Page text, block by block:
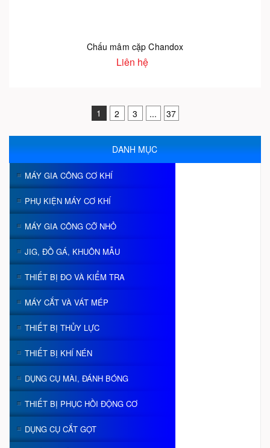
Chấu mâm cặp Chandox
Liên hệ
1 2 3 ... 37
DANH MỤC
MÁY GIA CÔNG CƠ KHÍ
PHỤ KIỆN MÁY CƠ KHÍ
MÁY GIA CÔNG CỠ NHỎ
JIG, ĐỒ GÁ, KHUÔN MẪU
THIẾT BỊ ĐO VÀ KIỂM TRA
MÁY CẮT VÀ VÁT MÉP
THIẾT BỊ THỦY LỰC
THIẾT BỊ KHÍ NÉN
DỤNG CỤ MÀI, ĐÁNH BÓNG
THIẾT BỊ PHỤC HỒI ĐỘNG CƠ
DỤNG CỤ CẮT GỌT